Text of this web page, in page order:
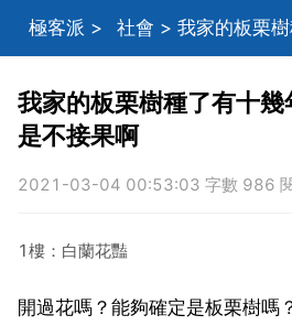
極客派 > 社會 > 我家的板栗
什麼就是不接果啊
我家的板栗樹種了有十
是不接果啊
2021-03-04 00:53:03 字數 986
1樓：白蘭花豔
開過花嗎？能夠確定是板栗樹嗎